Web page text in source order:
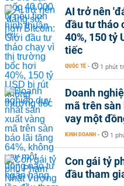
AI trở nên
đầu tư tháo
40%, 150 tỷ
tiếc
QUỐC TẾ - 1 phút
Doanh
mã trên sàn
vay một
KINH DOANH - 1
Con gái tỷ
đầu tham